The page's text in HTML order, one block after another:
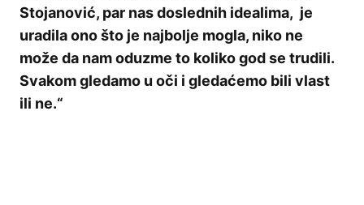
Stojanović, par nas doslednih idealima, je
uradila ono što je najbolje mogla, niko ne
može da nam oduzme to koliko god se trudili.
Svakom gledamo u oči i gledaćemo bili vlast
ili ne.“